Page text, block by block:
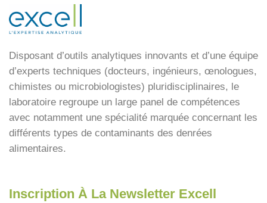
Disposant d’outils analytiques innovants et d’une équipe
d’experts techniques (docteurs, ingénieurs, œnologues,
chimistes ou microbiologistes) pluridisciplinaires, le
laboratoire regroupe un large panel de compétences
avec notamment une spécialité marquée concernant les
différents types de contaminants des denrées
alimentaires.
Inscription À La Newsletter Excell